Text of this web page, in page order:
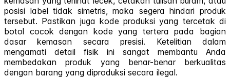
posisi label tidak simetris, maka segera hindari produk
tersebut. Pastikan juga kode produksi yang tercetak di
botol cocok dengan kode yang tertera pada bagian
dasar kemasan secara presisi. Ketelitian dalam
mengamati detail fisik ini sangat membantu Anda
membedakan produk yang benar-benar berkualitas
dengan barang yang diproduksi secara ilegal.